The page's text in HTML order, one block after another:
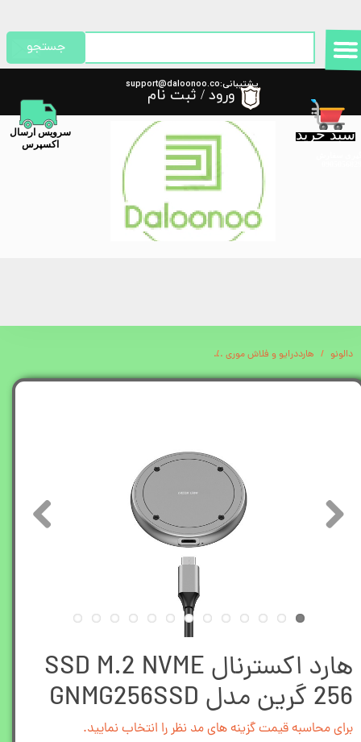
پشتیبانی:support@daloonoo.co
m
سبد خرید
​سرویس ارسال
اکسپرس
جستجو
ورود / ثبت نام
حساب کاربری من
تغییر گذر واژه
سفارشات
خروج از حساب کاربری
دالونو هارددرایو و فلاش موری
هارد اکسترنال SSD M.2 NVME
256 گرین مدل GNMG256SSD
برای محاسبه قیمت گزینه های مد نظر را انتخاب نمایید.